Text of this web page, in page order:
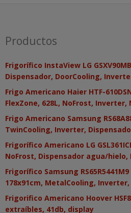
Productos
Frigorífico InstaView LG
Dispensador, DoorCooling,
Frigo Americano Haier HTF-
FlexZone, 628L, NoFrost, Inverter,
Frigo Americano Samsung
TwinCooling, Inverter,
Frigorífico Americano LG
NoFrost, Dispensador agua/
Frigorífico Samsung RS65R5441M9
178x91cm, MetalCooling,
Frigorifico Americano Hoover
extraíbles, 41db, display